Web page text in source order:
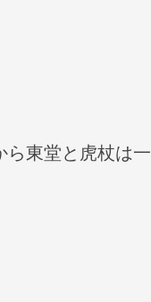
ら東堂と虎杖は一